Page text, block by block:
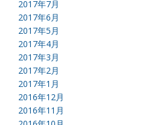
2017年7月
2017年6月
2017年5月
2017年4月
2017年3月
2017年2月
2017年1月
2016年12月
2016年11月